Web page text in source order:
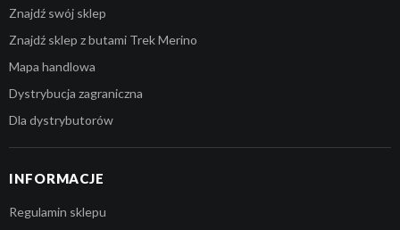
Znajdź swój sklep
Znajdź sklep z butami Trek Merino
Mapa handlowa
Dystrybucja zagraniczna
Dla dystrybutorów
INFORMACJE
Regulamin sklepu